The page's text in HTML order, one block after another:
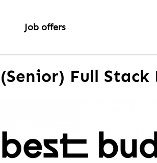
Job offers
(Senior) Full